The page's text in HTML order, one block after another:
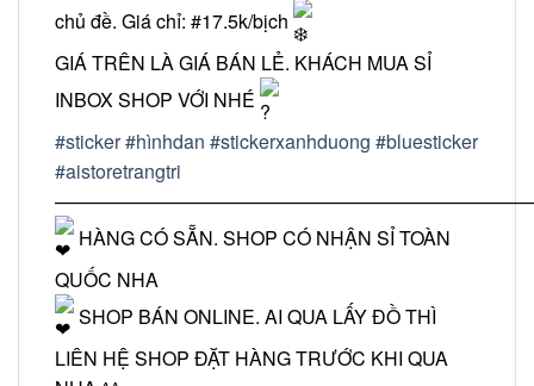
chủ đề. Giá chỉ: #17.5k/bịch
GIÁ TRÊN LÀ GIÁ BÁN LẺ. KHÁCH MUA SỈ
INBOX SHOP VỚI NHÉ
#sticker#hìnhdan #stickerxanhduong #bluesticker
#aistoretrangtri
HÀNG CÓ SẴN. SHOP CÓ NHẬN SỈ TOÀN
QUỐC NHA
SHOP BÁN ONLINE. AI QUA LẤY ĐỒ THÌ
LIÊN HỆ SHOP ĐẶT HÀNG TRƯỚC KHI QUA